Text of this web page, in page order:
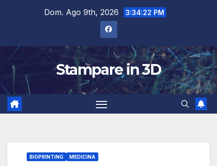
Dom. Ago 9th, 2026 3:34:23 PM
Stampare in 3D
BIOPRINTING MEDICINA